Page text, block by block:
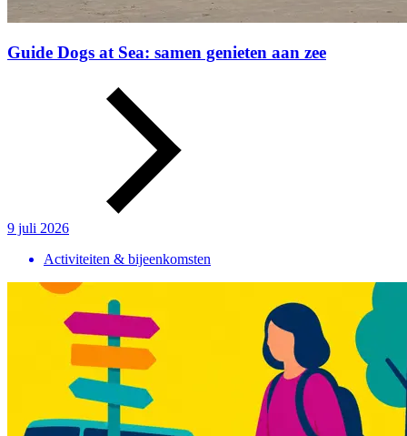
Guide Dogs at Sea: samen genieten aan zee
9 juli 2026
Activiteiten & bijeenkomsten